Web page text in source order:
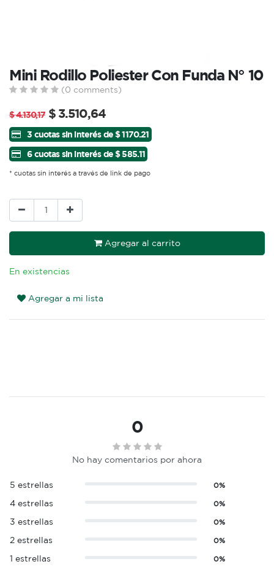
Mini Rodillo Poliester Con Funda N° 10
(0 comments)
$4.130,17 $ 3.510,64
3 cuotas sin interés de $ 1170.21
6 cuotas sin interés de $ 585.11
* cuotas sin interés a través de link de pago
Agregar al carrito
En existencias
Agregar a mi lista
0
No hay comentarios por ahora
5 estrellas 0%
4 estrellas 0%
3 estrellas 0%
2 estrellas 0%
1 estrellas 0%